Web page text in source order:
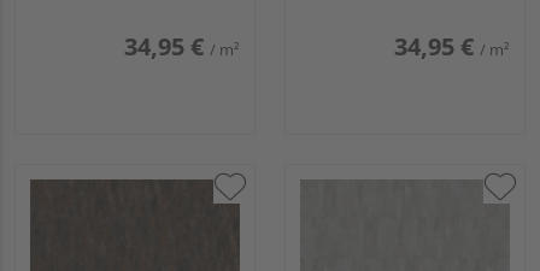
34,95 € / m² 34,95 € / m²